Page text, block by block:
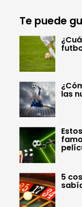
Te puede
las
5